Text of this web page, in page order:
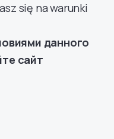
się na warunki
данного
сайт